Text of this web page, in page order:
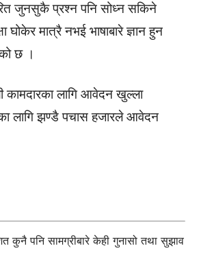
जुनसुकै प्रश्न पनि सोध्न सकिने
घोकेर मात्रै नभई भाषाबारे ज्ञान हुन
छ ।
कामदारका लागि आवेदन खुल्ला
लागि झण्डै पचास हजारले आवेदन
कुनै पनि सामग्रीबारे केही गुनासो तथा सुझाव